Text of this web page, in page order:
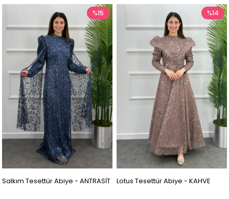
Salkım Tesettür Abiye - ANTRASİT
%15
Lotus Tesettür Abiye - KAHVE
%14